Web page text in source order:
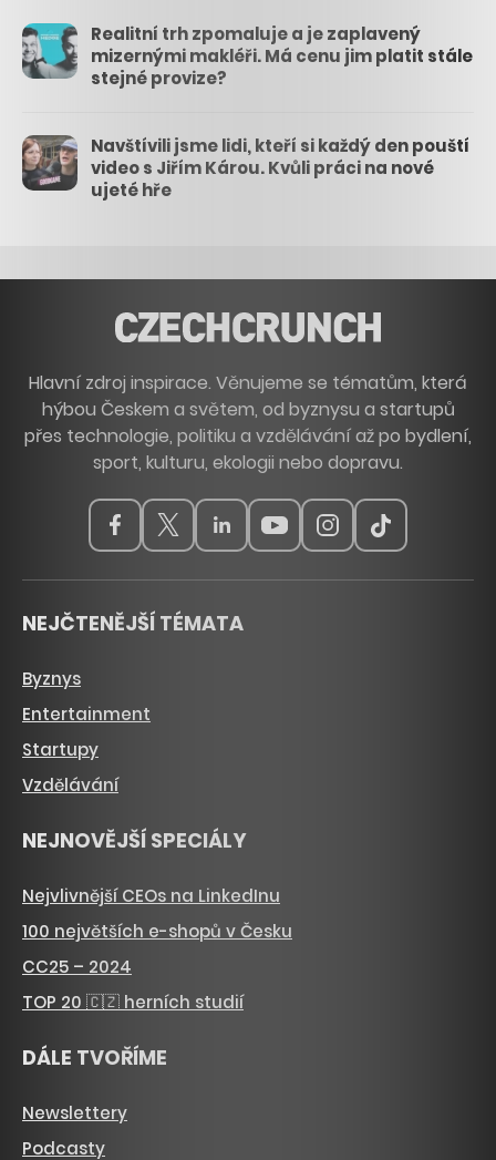
Realitní trh zpomaluje a je zaplavený
mizernými makléři. Má cenu jim platit stále
stejné provize?
Navštívili jsme lidi, kteří si každý den pouští
video s Jiřím Károu. Kvůli práci na nové
ujeté hře
Hlavní zdroj inspirace. Věnujeme se tématům, která
hýbou Českem a světem, od byznysu a startupů
přes technologie, politiku a vzdělávání až po bydlení,
sport, kulturu, ekologii nebo dopravu.
NEJČTENĚJŠÍ TÉMATA
Byznys
Entertainment
Startupy
Vzdělávání
NEJNOVĚJŠÍ SPECIÁLY
Nejvlivnější CEOs na LinkedInu
100 největších e-shopů v Česku
CC25 – 2024
TOP 20 🇨🇿 herních studií
DÁLE TVOŘÍME
Newslettery
Podcasty